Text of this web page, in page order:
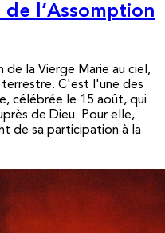
de l’Assomption
la Vierge Marie au ciel,
C'est l'une des
célébrée le 15 août, qui
de Dieu. Pour elle,
de sa participation à la